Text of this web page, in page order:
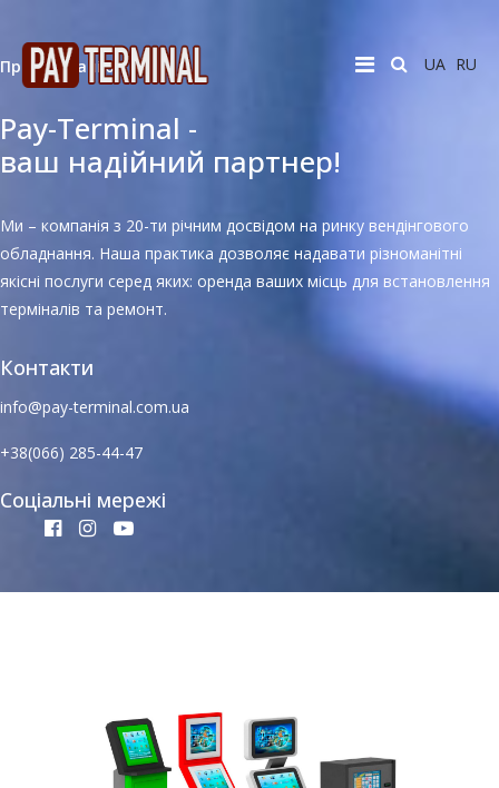
UA RU
Про компанію
Pay-Terminal -
ваш надійний партнер!
Ми – компанія з 20-ти річним досвідом на ринку вендінгового
обладнання. Наша практика дозволяє надавати різноманітні
якісні послуги серед яких: оренда ваших місць для встановлення
терміналів та ремонт.
Контакти
info@pay-terminal.com.ua
+38(066) 285-44-47
Соціальні мережі